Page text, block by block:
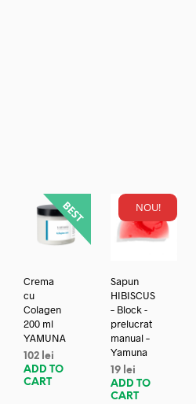
Crema
cu
Colagen
200 ml
YAMUNA
102 lei
ADD TO
CART
NOU!
Sapun
HIBISCUS
– Block -
prelucrat
manual –
Yamuna
19 lei
ADD TO
CART